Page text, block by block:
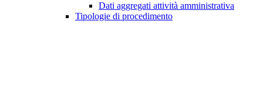
Dati aggregati attività amministrativa
Tipologie di procedimento